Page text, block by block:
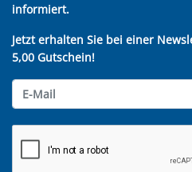
informiert.
Jetzt erhalten Sie bei einer
5,00 Gutschein!